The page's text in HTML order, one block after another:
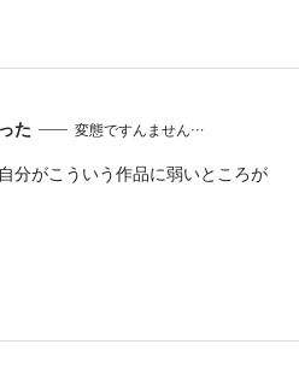
た
変態ですんません…
分がこういう作品に弱いところが